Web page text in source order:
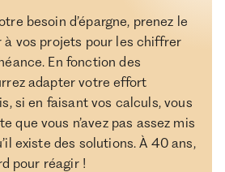
besoin d’épargne, prenez le
vos projets pour les chiffrer
En fonction des
adapter votre effort
si en faisant vos calculs, vous
que vous n’avez pas assez mis
existe des solutions. À 40 ans,
pour réagir !